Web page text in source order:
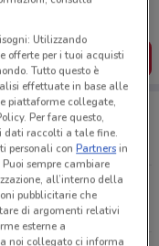
risparmio, comodamente
L’APP
Utilizzando
offerte per i tuoi acquisti
Tutto questo è
effettuate in base alle
piattaforme collegate,
Per fare questo,
dati raccolti a tale fine.
personali conPartnersin
sempre cambiare
all’interno della
pubblicitarie che
di argomenti relativi
esterne a
noi collegato ci informa